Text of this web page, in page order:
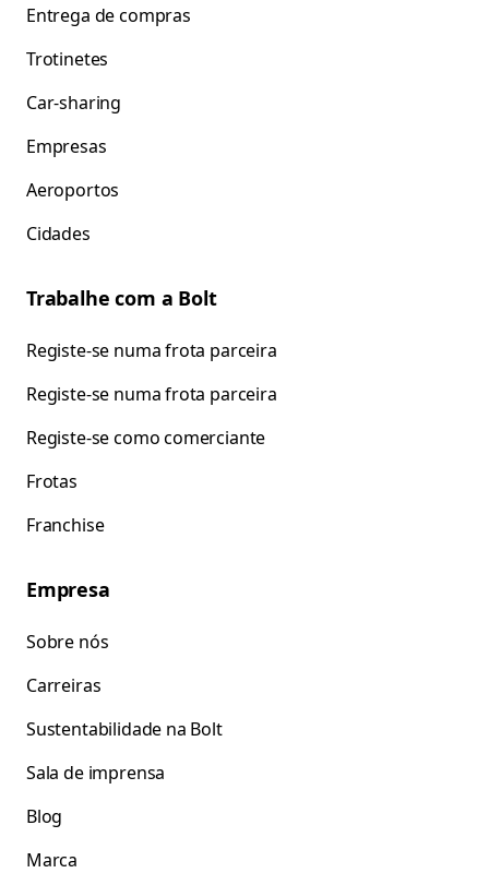
Entrega de compras
Trotinetes
Car-sharing
Empresas
Aeroportos
Cidades
Trabalhe com a Bolt
Registe-se numa frota parceira
Registe-se numa frota parceira
Registe-se como comerciante
Frotas
Franchise
Empresa
Sobre nós
Carreiras
Sustentabilidade na Bolt
Sala de imprensa
Blog
Marca